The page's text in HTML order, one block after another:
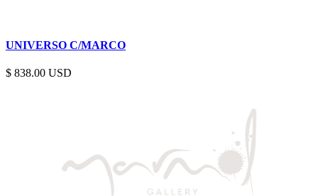
UNIVERSO C/MARCO
$ 838.00